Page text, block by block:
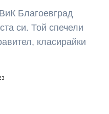
Благоевград
си. Той спечели
класирайки